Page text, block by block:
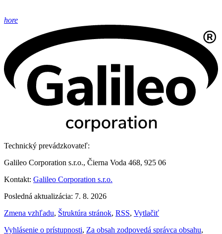
hore
Technický prevádzkovateľ:
Galileo Corporation s.r.o., Čierna Voda 468, 925 06
Kontakt: Galileo Corporation s.r.o.
Posledná aktualizácia: 7. 8. 2026
Zmena vzhľadu, Štruktúra stránok, RSS, Vytlačiť
Vyhlásenie o prístupnosti, Za obsah zodpovedá správca obsahu,